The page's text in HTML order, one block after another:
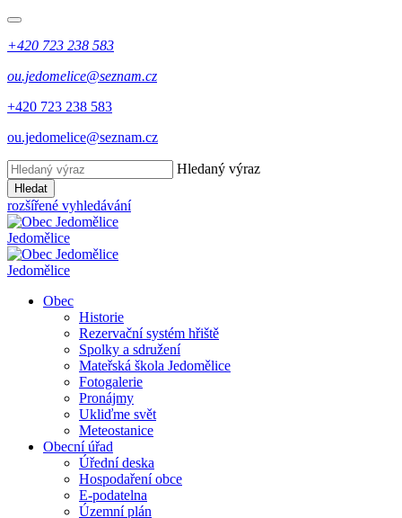
+420 723 238 583
ou.jedomelice@seznam.cz
+420 723 238 583
ou.jedomelice@seznam.cz
Hledaný výraz
Hledat
rozšířené vyhledávání
Jedomělice
Jedomělice
Obec
Historie
Rezervační systém hřiště
Spolky a sdružení
Mateřská škola Jedomělice
Fotogalerie
Pronájmy
Ukliďme svět
Meteostanice
Obecní úřad
Úřední deska
Hospodaření obce
E-podatelna
Územní plán